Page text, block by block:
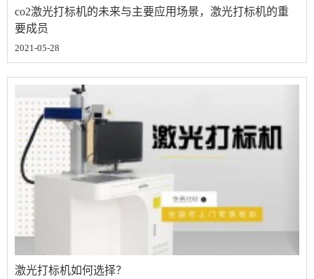
co2激光打标机的未来与主要应用场景，激光打标机的重
要成员
2021-05-28
激光打标机如何选择？